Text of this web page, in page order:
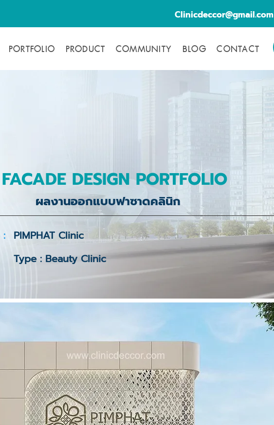
Clinicdeccor@gmail.com
PORTFOLIO PRODUCT COMMUNITY BLOG CONTACT
FACADE DESIGN PORTFOLIO
ผลงานออกแบบฟาซาดคลินิก
: PIMPHAT Clinic
Type : Beauty Clinic